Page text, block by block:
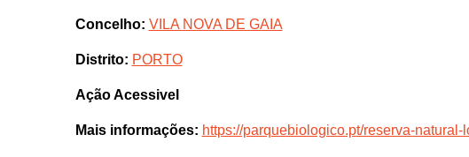
Concelho: VILA NOVA DE GAIA
Distrito: PORTO
Ação Acessivel
Mais informações: https://parquebiologico.pt/reserva-